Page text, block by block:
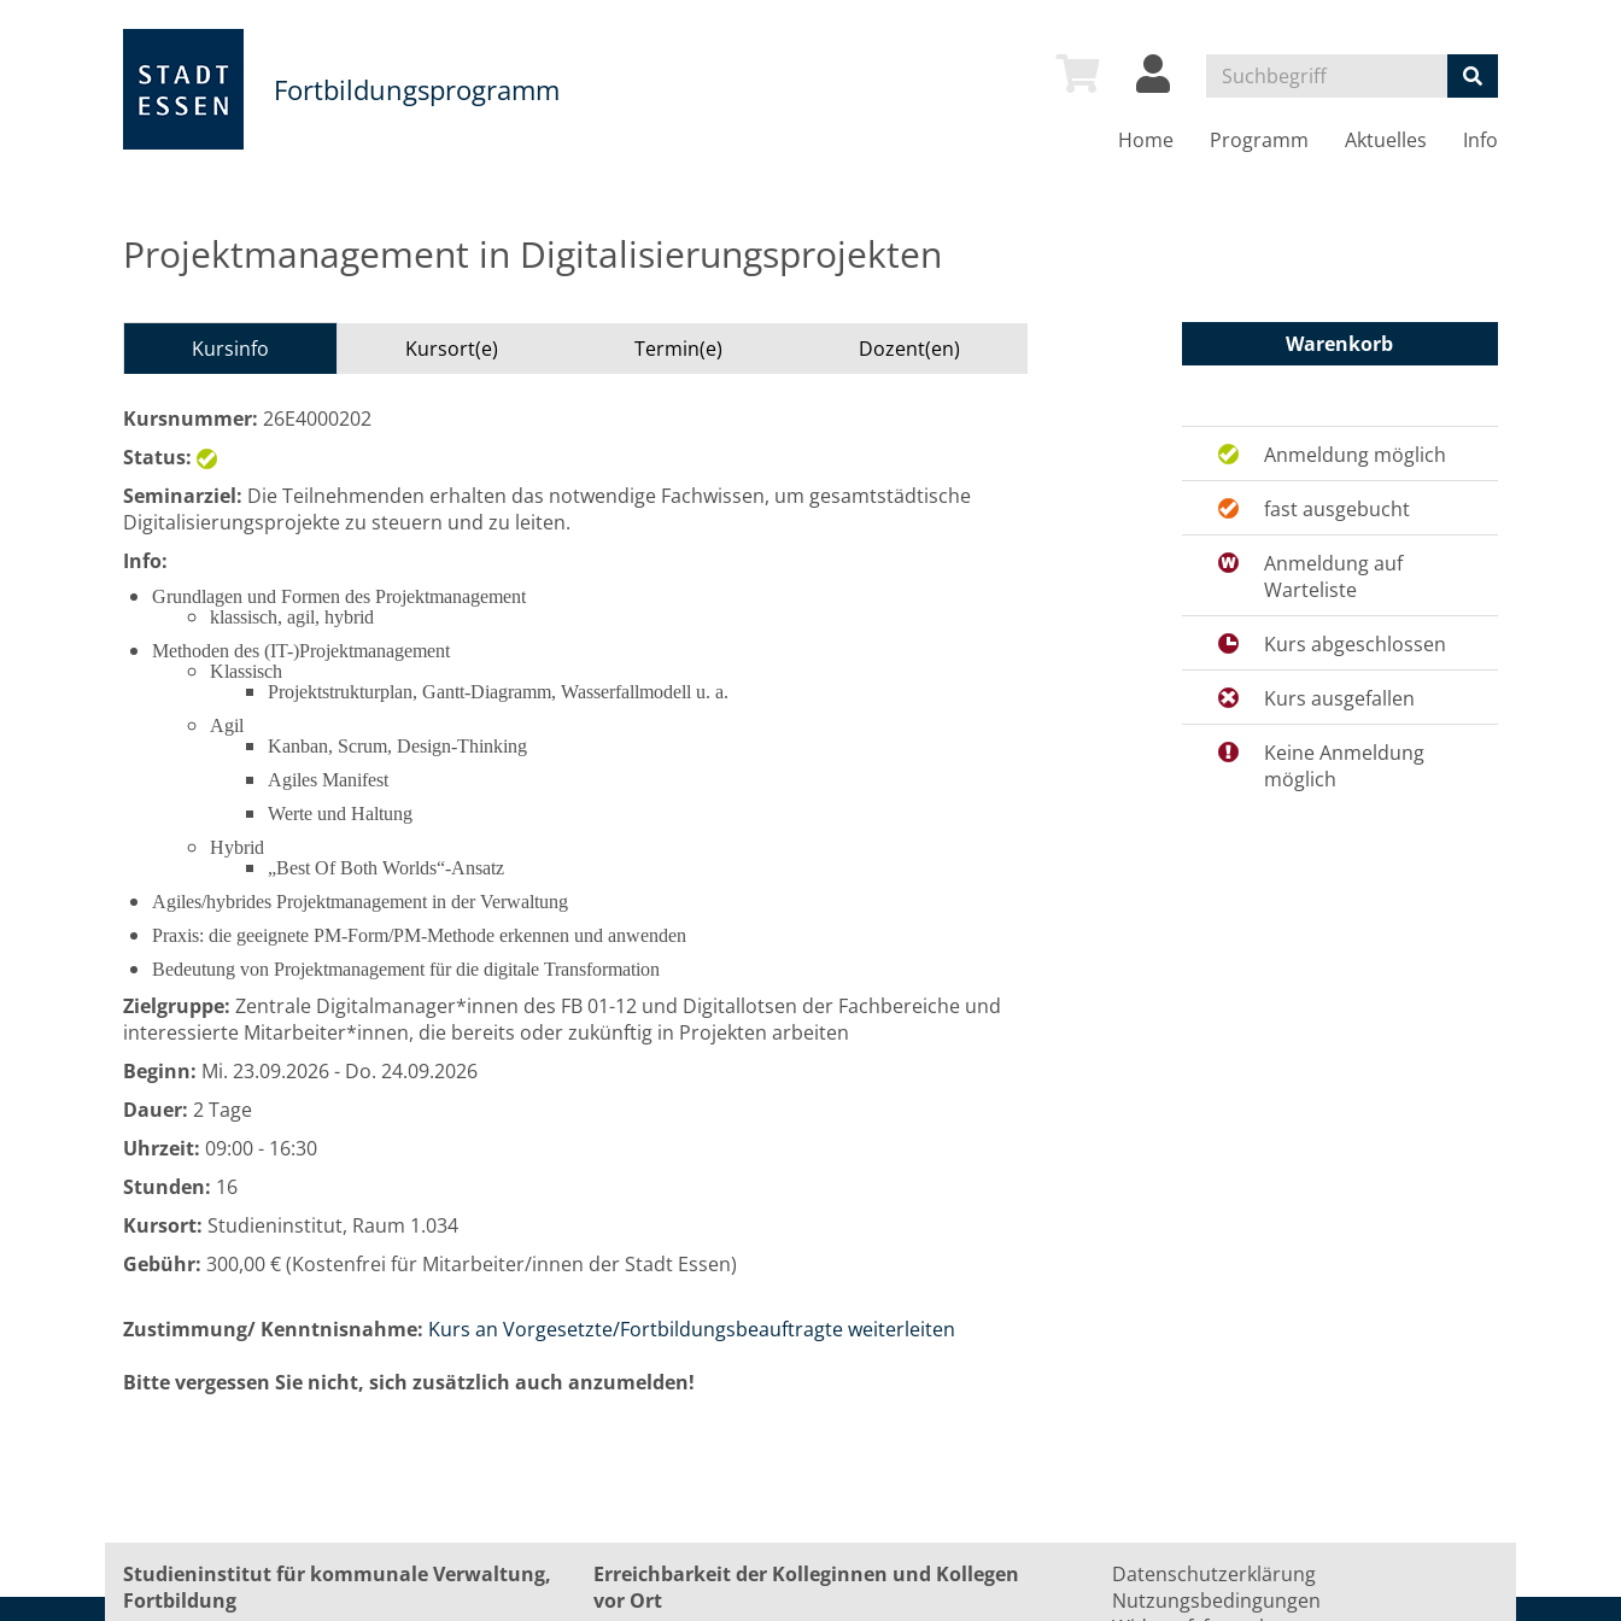
Fortbildungsprogramm
Home Programm Aktuelles Info
Projektmanagement in Digitalisierungsprojekten
Kursinfo Kursort(e) Termin(e) Dozent(en)
Kursnummer: 26E4000202
Status:
Seminarziel: Die Teilnehmenden erhalten das notwendige Fachwissen, um gesamtstädtische
Digitalisierungsprojekte zu steuern und zu leiten.
Info:
Grundlagen und Formen des Projektmanagement
klassisch, agil, hybrid
Methoden des (IT-)Projektmanagement
Klassisch
Projektstrukturplan, Gantt-Diagramm, Wasserfallmodell u. a.
Agil
Kanban, Scrum, Design-Thinking
Agiles Manifest
Werte und Haltung
Hybrid
„Best Of Both Worlds“-Ansatz
Agiles/hybrides Projektmanagement in der Verwaltung
Praxis: die geeignete PM-Form/PM-Methode erkennen und anwenden
Bedeutung von Projektmanagement für die digitale Transformation
Zielgruppe: Zentrale Digitalmanager*innen des FB 01-12 und Digitallotsen der Fachbereiche und
interessierte Mitarbeiter*innen, die bereits oder zukünftig in Projekten arbeiten
Beginn: Mi. 23.09.2026 - Do. 24.09.2026
Dauer: 2 Tage
Uhrzeit: 09:00 - 16:30
Stunden: 16
Kursort: Studieninstitut, Raum 1.034
Gebühr: 300,00 € (Kostenfrei für Mitarbeiter/innen der Stadt Essen)
Zustimmung/ Kenntnisnahme: Kurs an Vorgesetzte/Fortbildungsbeauftragte weiterleiten
Bitte vergessen Sie nicht, sich zusätzlich auch anzumelden!
Warenkorb
Anmeldung möglich
fast ausgebucht
Anmeldung auf
Warteliste
Kurs abgeschlossen
Kurs ausgefallen
Keine Anmeldung
möglich
Studieninstitut für kommunale Verwaltung,
Fortbildung
Erreichbarkeit der Kolleginnen und Kollegen
vor Ort
Datenschutzerklärung
Nutzungsbedingungen